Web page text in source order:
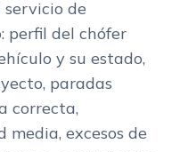
de
perfil del chófer
y su estado,
paradas
correcta,
media, excesos de